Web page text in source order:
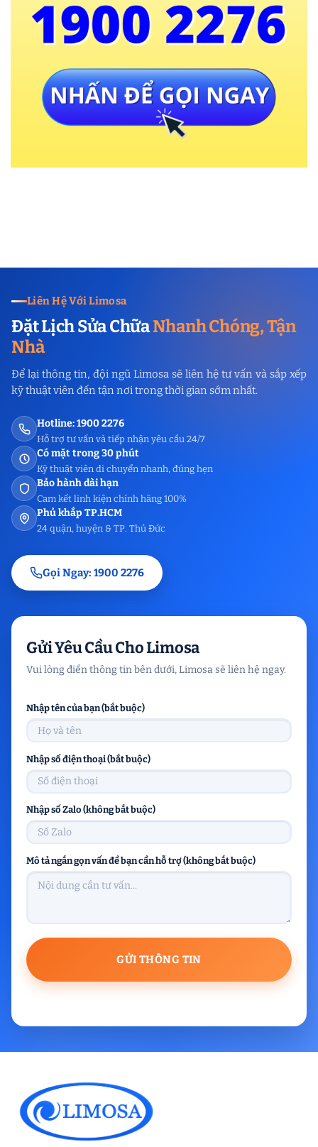
Liên Hệ Với Limosa
Đặt Lịch Sửa ChữaNhanh Chóng, Tận
Nhà
Để lại thông tin, đội ngũ Limosa sẽ liên hệ tư vấn và sắp xếp
kỹ thuật viên đến tận nơi trong thời gian sớm nhất.
Hotline: 1900 2276
Hỗ trợ tư vấn và tiếp nhận yêu cầu 24/7
Có mặt trong 30 phút
Kỹ thuật viên di chuyển nhanh, đúng hẹn
Bảo hành dài hạn
Cam kết linh kiện chính hãng 100%
Phủ khắp TP.HCM
24 quận, huyện & TP. Thủ Đức
Gọi Ngay: 1900 2276
Gửi Yêu Cầu Cho Limosa
Vui lòng điền thông tin bên dưới, Limosa sẽ liên hệ ngay.
Nhập tên của bạn (bắt buộc)
Nhập số điện thoại (bắt buộc)
Nhập số Zalo (không bắt buộc)
Mô tả ngắn gọn vấn đề bạn cần hỗ trợ (không bắt buộc)